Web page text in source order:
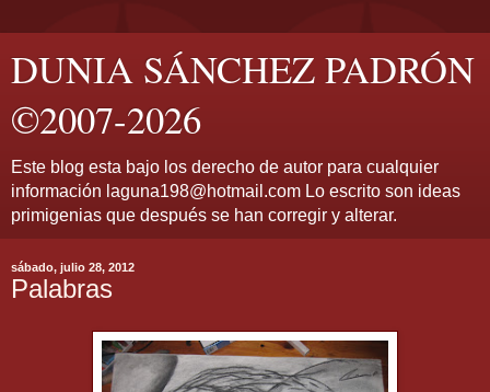
DUNIA SÁNCHEZ PADRÓN
©2007-2026
Este blog esta bajo los derecho de autor para cualquier
información laguna198@hotmail.com Lo escrito son ideas
primigenias que después se han corregir y alterar.
sábado, julio 28, 2012
Palabras